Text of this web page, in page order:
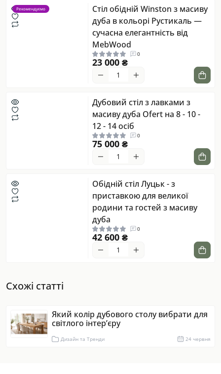
Рекомендуємо
Стіл обідній Winston з масиву
дуба в кольорі Рустикаль —
сучасна елегантність від
MebWood
0
23 000 ₴
Дубовий стіл з лавками з
масиву дуба Ofert на 8 - 10 -
12 - 14 осіб
0
75 000 ₴
Обідній стіл Луцьк - з
приставкою для великої
родини та гостей з масиву
дуба
0
42 600 ₴
Схожі статті
Який колір дубового столу вибрати для
світлого інтер’єру
Дизайн та Тренди 24 червня